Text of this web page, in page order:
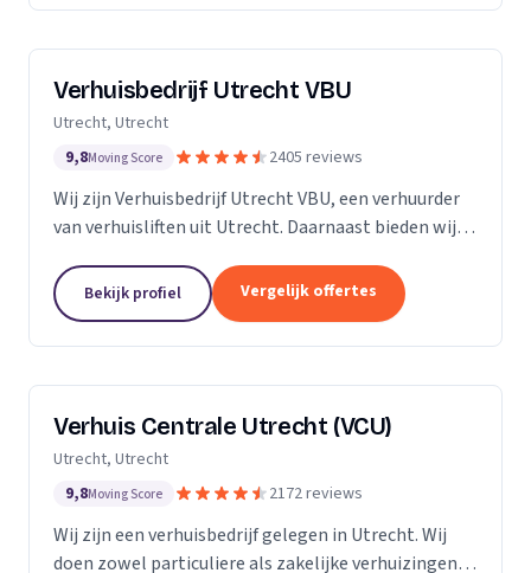
Verhuisbedrijf Utrecht VBU
Utrecht, Utrecht
9,8Moving Score 2405 reviews
Wij zijn Verhuisbedrijf Utrecht VBU, een verhuurder
van verhuisliften uit Utrecht. Daarnaast bieden wij
Bekijk profiel Vergelijk offertes
Verhuis Centrale Utrecht (VCU)
Utrecht, Utrecht
9,8Moving Score 2172 reviews
Wij zijn een verhuisbedrijf gelegen in Utrecht. Wij
doen zowel particuliere als zakelijke verhuizingen.